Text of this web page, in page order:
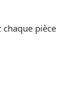
pièce